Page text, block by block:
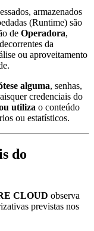
armazenados
(Runtime) são
de Operadora,
da
ou aproveitamento
alguma, senhas,
credenciais do
utiliza o conteúdo
ou estatísticos.
do
CLOUD observa
previstas nos